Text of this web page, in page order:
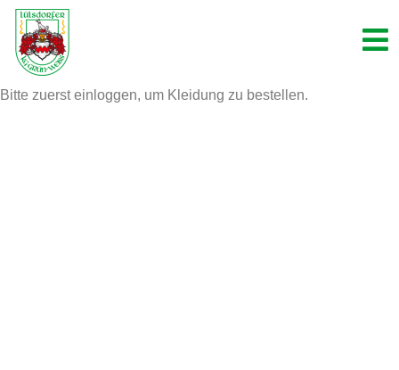
Bitte zuerst einloggen, um Kleidung zu bestellen.